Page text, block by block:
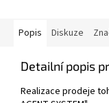
Popis Diskuze
Detailní popis
Realizace prodeje